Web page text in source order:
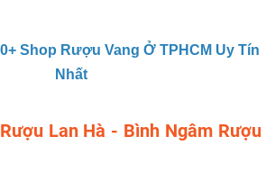
Shop Rượu Vang Ở TPHCM Uy Tín
Nhất
Lan Hà - Bình Ngâm Rượu